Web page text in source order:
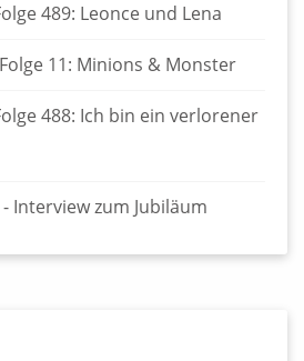
489: Leonce und Lena
11: Minions & Monster
488: Ich bin ein verlorener
Interview zum Jubiläum